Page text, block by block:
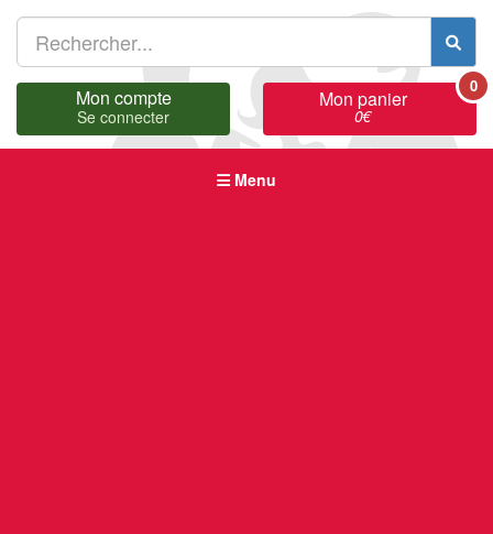
Mon compte
Se connecter
Mon panier
0€
0
Menu